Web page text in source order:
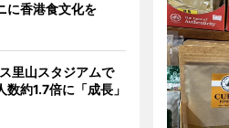
香港食文化を
里山スタジアムで
約1.7倍に「成長」